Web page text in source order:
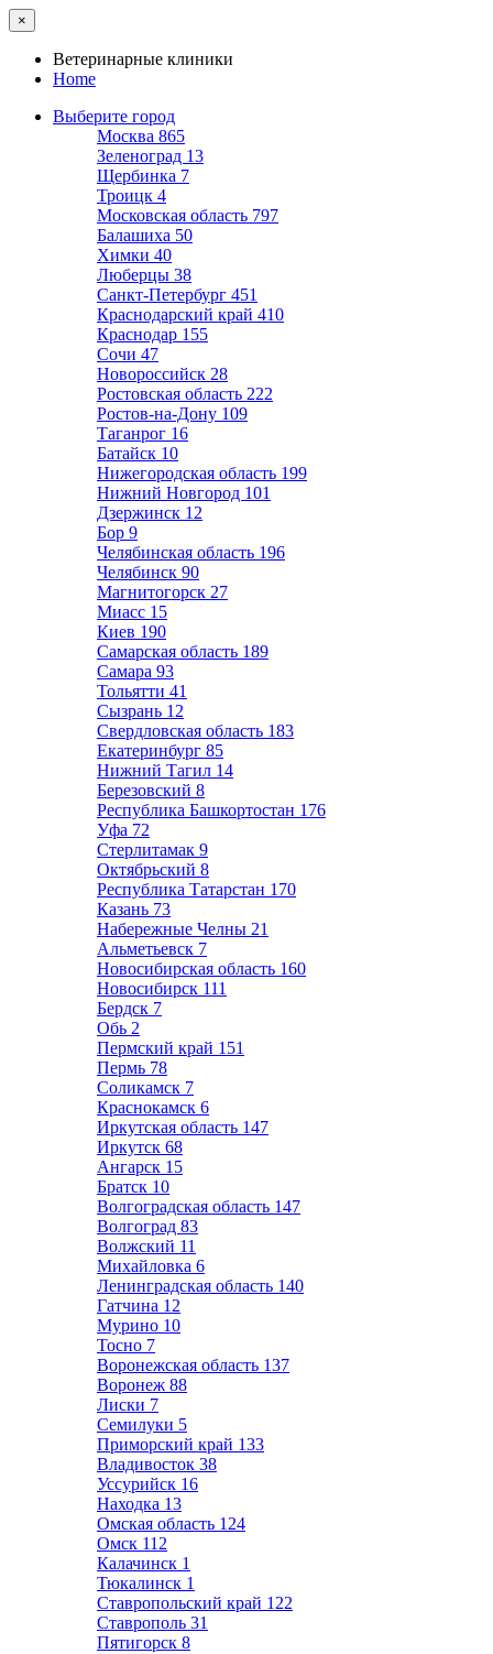
×
Ветеринарные клиники
Home
Выберите город
Москва 865
Зеленоград 13
Щербинка 7
Троицк 4
Московская область 797
Балашиха 50
Химки 40
Люберцы 38
Санкт-Петербург 451
Краснодарский край 410
Краснодар 155
Сочи 47
Новороссийск 28
Ростовская область 222
Ростов-на-Дону 109
Таганрог 16
Батайск 10
Нижегородская область 199
Нижний Новгород 101
Дзержинск 12
Бор 9
Челябинская область 196
Челябинск 90
Магнитогорск 27
Миасс 15
Киев 190
Самарская область 189
Самара 93
Тольятти 41
Сызрань 12
Свердловская область 183
Екатеринбург 85
Нижний Тагил 14
Березовский 8
Республика Башкортостан 176
Уфа 72
Стерлитамак 9
Октябрьский 8
Республика Татарстан 170
Казань 73
Набережные Челны 21
Альметьевск 7
Новосибирская область 160
Новосибирск 111
Бердск 7
Обь 2
Пермский край 151
Пермь 78
Соликамск 7
Краснокамск 6
Иркутская область 147
Иркутск 68
Ангарск 15
Братск 10
Волгоградская область 147
Волгоград 83
Волжский 11
Михайловка 6
Ленинградская область 140
Гатчина 12
Мурино 10
Тосно 7
Воронежская область 137
Воронеж 88
Лиски 7
Семилуки 5
Приморский край 133
Владивосток 38
Уссурийск 16
Находка 13
Омская область 124
Омск 112
Калачинск 1
Тюкалинск 1
Ставропольский край 122
Ставрополь 31
Пятигорск 8